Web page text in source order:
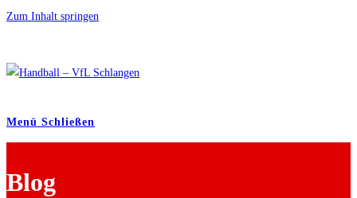
Zum Inhalt springen
Menü Schließen
Blog